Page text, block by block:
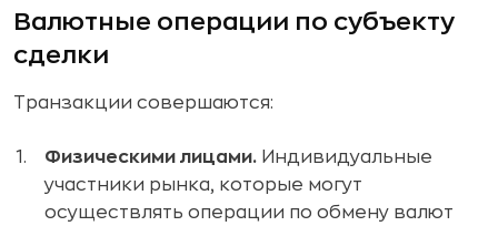
Валютные операции по субъекту
сделки
Транзакции совершаются:
Физическими лицами. Индивидуальные
участники рынка, которые могут
осуществлять операции по обмену валют